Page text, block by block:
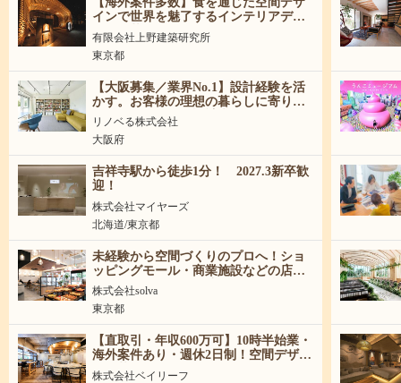
インで世界を魅了するインテリアデザ
イナー募集！
有限会社上野建築研究所
東京都
【大阪募集／業界No.1】設計経験を活
かす。お客様の理想の暮らしに寄り添
うリノベーション設計職
リノベる株式会社
大阪府
吉祥寺駅から徒歩1分！ 2027.3新卒歓
迎！
株式会社マイヤーズ
北海道/東京都
未経験から空間づくりのプロへ！ショ
ッピングモール・商業施設などの店舗
づくりを企画から引渡しまで担当する
空間ディレクター
株式会社solva
東京都
【直取引・年収600万可】10時半始業・
海外案件あり・週休2日制！空間デザイ
ナー募集！
株式会社ベイリーフ